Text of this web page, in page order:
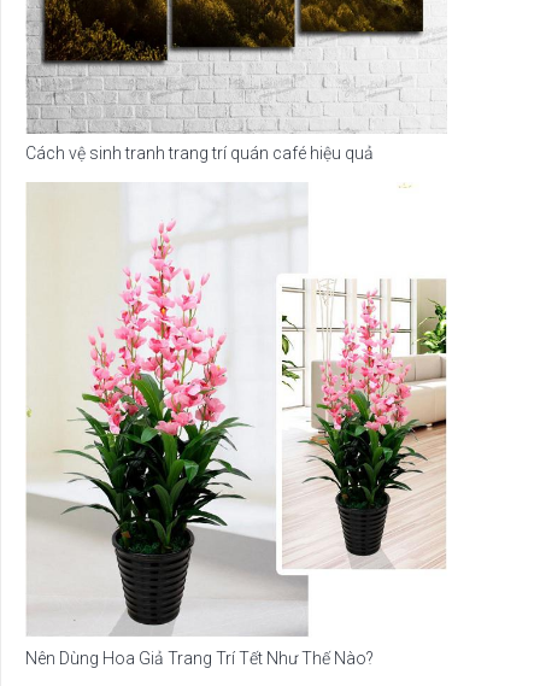
Cách vệ sinh tranh trang trí quán café hiệu quả
Nên Dùng Hoa Giả Trang Trí Tết Như Thế Nào?